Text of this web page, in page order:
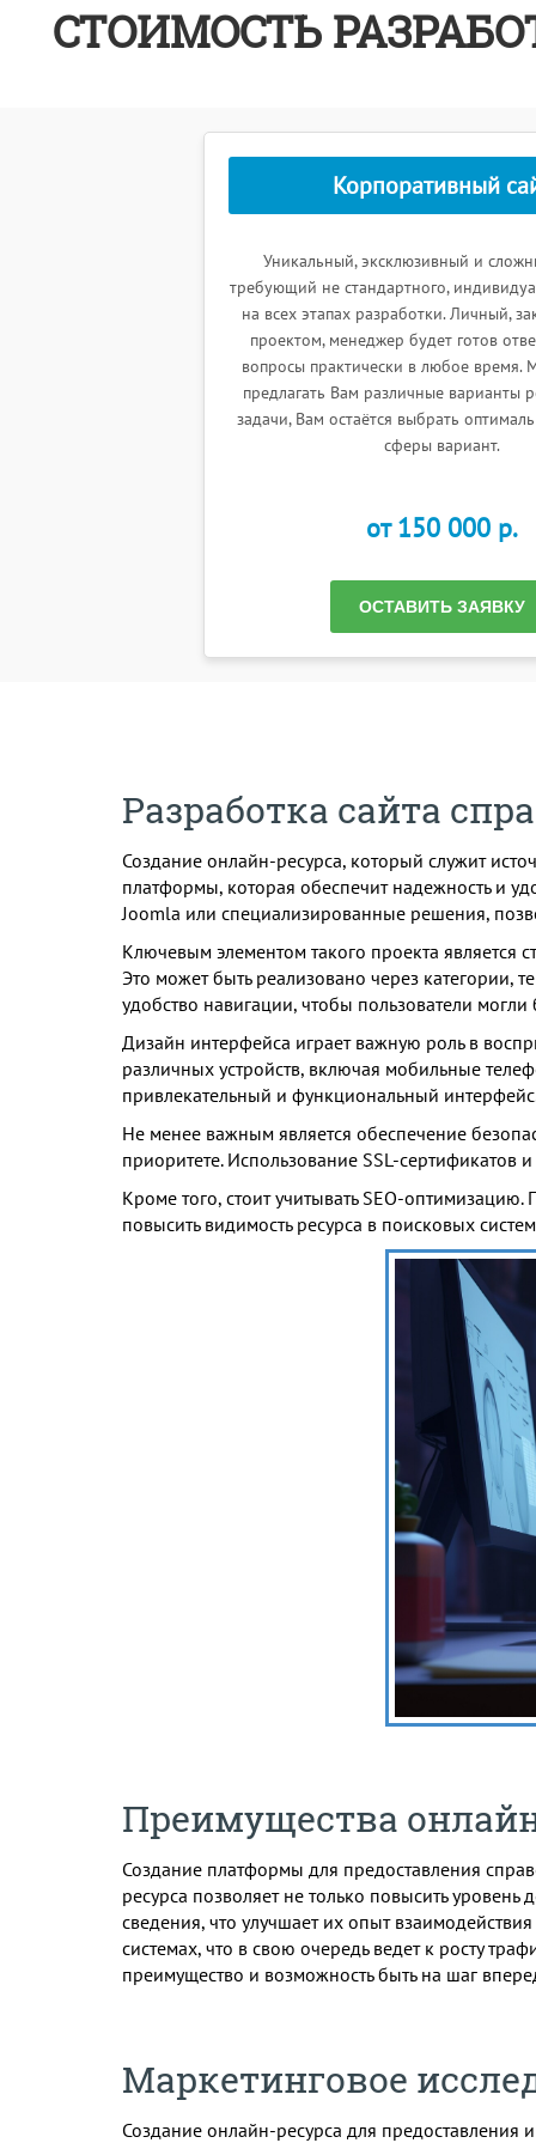
СТОИМОСТЬ
Корпоративный
Уникальный, эксклюзивный и
требующий не стандартного,
на всех этапах разработки. Личный,
проектом, менеджер будет готов
вопросы практически в любое время.
предлагать Вам различные варианты
задачи, Вам остаётся выбрать
сферы вариант.
от 150 000 p.
ОСТАВИТЬ ЗАЯВКУ
Разработка сайта
Создание онлайн-ресурса, который служит
платформы, которая обеспечит надежность и
Joomla или специализированные решения,
Ключевым элементом такого проекта является
Это может быть реализовано через категории,
удобство навигации, чтобы пользователи
Дизайн интерфейса играет важную роль в
различных устройств, включая мобильные
привлекательный и функциональный
Не менее важным является обеспечение
приоритете. Использование SSL-сертификатов
Кроме того, стоит учитывать SEO-
повысить видимость ресурса в поисковых
Преимущества
Создание платформы для предоставления
ресурса позволяет не только повысить
сведения, что улучшает их опыт
системах, что в свою очередь ведет к росту
преимущество и возможность быть на шаг
Маркетинговое
Создание онлайн-ресурса для